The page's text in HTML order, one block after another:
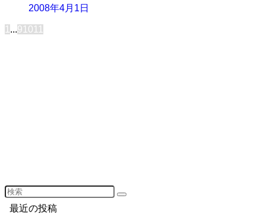
2008年4月1日
1 ...91011
最近の投稿